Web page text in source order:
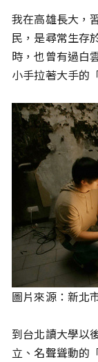
我在高雄長大，
民，是尋常生存
時，也曾有過白
小手拉著大手的
圖片來源：新北
到台北讀大學以
立、名聲聳動的